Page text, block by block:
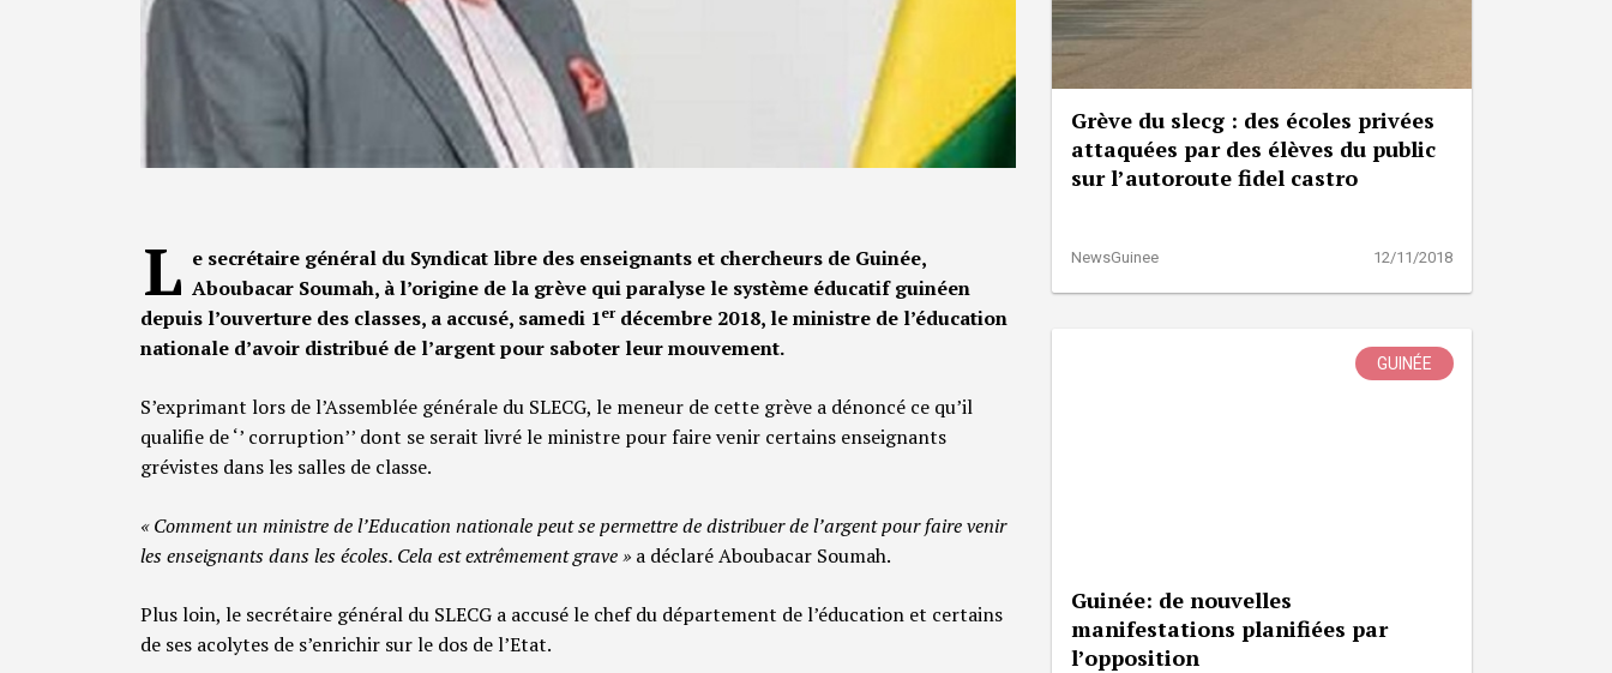
L e secrétaire général du Syndicat libre des enseignants et chercheurs de Guinée,
Aboubacar Soumah, à l’origine de la grève qui paralyse le système éducatif guinéen
depuis l’ouverture des classes, a accusé, samedi 1er décembre 2018, le ministre de l’éducation
nationale d’avoir distribué de l’argent pour saboter leur mouvement.
S’exprimant lors de l’Assemblée générale du SLECG, le meneur de cette grève a dénoncé ce qu’il
qualifie de ‘’ corruption’’ dont se serait livré le ministre pour faire venir certains enseignants
grévistes dans les salles de classe.
« Comment un ministre de l’Education nationale peut se permettre de distribuer de l’argent pour faire venir
les enseignants dans les écoles. Cela est extrêmement grave » a déclaré Aboubacar Soumah.
Plus loin, le secrétaire général du SLECG a accusé le chef du département de l’éducation et certains
de ses acolytes de s’enrichir sur le dos de l’Etat.
Grève du slecg : des écoles privées
attaquées par des élèves du public
sur l’autoroute fidel castro
NewsGuinee 12/11/2018
GUINÉE
Guinée: de nouvelles
manifestations planifiées par
l’opposition